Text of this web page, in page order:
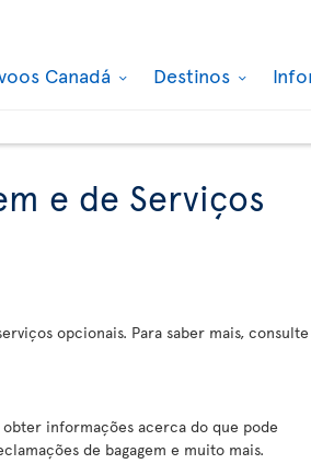
Canadá Destinos
e de Serviços
opcionais. Para saber mais, consulte
informações acerca do que pode
de bagagem e muito mais.